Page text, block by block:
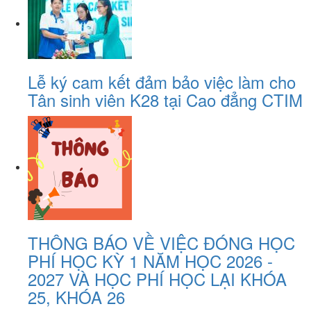
Lễ ký cam kết đảm bảo việc làm cho
Tân sinh viên K28 tại Cao đẳng CTIM
THÔNG BÁO VỀ VIỆC ĐÓNG HỌC
PHÍ HỌC KỲ 1 NĂM HỌC 2026 -
2027 VÀ HỌC PHÍ HỌC LẠI KHÓA
25, KHÓA 26